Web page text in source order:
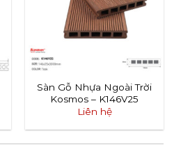
Sàn Gỗ Nhựa Ngoài Trời
Kosmos – K146V25
Liên hệ